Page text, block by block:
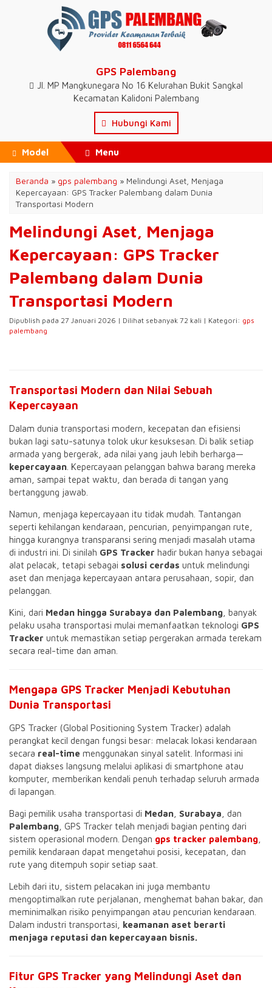
GPS Palembang
Jl. MP Mangkunegara No 16 Kelurahan Bukit Sangkal
Kecamatan Kalidoni Palembang
Hubungi Kami
Model Menu
Beranda » gps palembang » Melindungi Aset, Menjaga
Kepercayaan: GPS Tracker Palembang dalam Dunia
Transportasi Modern
Melindungi Aset, Menjaga
Kepercayaan: GPS Tracker
Palembang dalam Dunia
Transportasi Modern
Dipublish pada 27 Januari 2026 | Dilihat sebanyak 72 kali | Kategori: gps
palembang
Transportasi Modern dan Nilai Sebuah
Kepercayaan
Dalam dunia transportasi modern, kecepatan dan efisiensi
bukan lagi satu-satunya tolok ukur kesuksesan. Di balik setiap
armada yang bergerak, ada nilai yang jauh lebih berharga—
kepercayaan . Kepercayaan pelanggan bahwa barang mereka
aman, sampai tepat waktu, dan berada di tangan yang
bertanggung jawab.
Namun, menjaga kepercayaan itu tidak mudah. Tantangan
seperti kehilangan kendaraan, pencurian, penyimpangan rute,
hingga kurangnya transparansi sering menjadi masalah utama
di industri ini. Di sinilah GPS Tracker hadir bukan hanya sebagai
alat pelacak, tetapi sebagai solusi cerdas untuk melindungi
aset dan menjaga kepercayaan antara perusahaan, sopir, dan
pelanggan.
Kini, dari Medan hingga Surabaya dan Palembang , banyak
pelaku usaha transportasi mulai memanfaatkan teknologi GPS
Tracker untuk memastikan setiap pergerakan armada terekam
secara real-time dan aman.
Mengapa GPS Tracker Menjadi Kebutuhan
Dunia Transportasi
GPS Tracker (Global Positioning System Tracker) adalah
perangkat kecil dengan fungsi besar: melacak lokasi kendaraan
secara real-time menggunakan sinyal satelit. Informasi ini
dapat diakses langsung melalui aplikasi di smartphone atau
komputer, memberikan kendali penuh terhadap seluruh armada
di lapangan.
Bagi pemilik usaha transportasi di Medan Surabaya , dan
Palembang , GPS Tracker telah menjadi bagian penting dari
sistem operasional modern. Dengan gps tracker palembang
pemilik kendaraan dapat mengetahui posisi, kecepatan, dan
rute yang ditempuh sopir setiap saat.
Lebih dari itu, sistem pelacakan ini juga membantu
mengoptimalkan rute perjalanan, menghemat bahan bakar, dan
meminimalkan risiko penyimpangan atau pencurian kendaraan.
Dalam industri transportasi, keamanan aset berarti
menjaga reputasi dan kepercayaan bisnis.
Fitur GPS Tracker yang Melindungi Aset dan